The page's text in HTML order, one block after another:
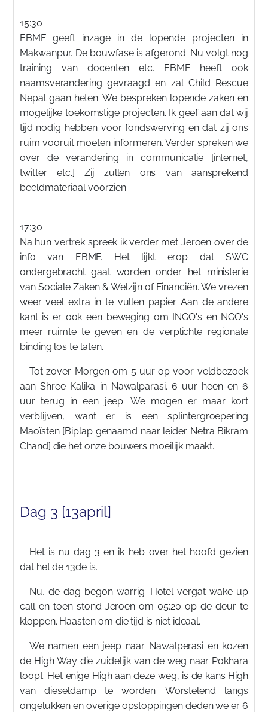
15:30
EBMF geeft inzage in de lopende projecten in
Makwanpur. De bouwfase is afgerond. Nu volgt nog
training van docenten etc. EBMF heeft ook
naamsverandering gevraagd en zal Child Rescue
Nepal gaan heten. We bespreken lopende zaken en
mogelijke toekomstige projecten. Ik geef aan dat wij
tijd nodig hebben voor fondswerving en dat zij ons
ruim vooruit moeten informeren. Verder spreken we
over de verandering in communicatie [internet,
twitter etc.] Zij zullen ons van aansprekend
beeldmateriaal voorzien.
17:30
Na hun vertrek spreek ik verder met Jeroen over de
info van EBMF. Het lijkt erop dat SWC
ondergebracht gaat worden onder het ministerie
van Sociale Zaken & Welzijn of Financiën. We vrezen
weer veel extra in te vullen papier. Aan de andere
kant is er ook een beweging om INGO's en NGO's
meer ruimte te geven en de verplichte regionale
binding los te laten.
Tot zover. Morgen om 5 uur op voor veldbezoek
aan Shree Kalika in Nawalparasi. 6 uur heen en 6
uur terug in een jeep. We mogen er maar kort
verblijven, want er is een splintergroepering
Maoïsten [Biplap genaamd naar leider Netra Bikram
Chand] die het onze bouwers moeilijk maakt.
Dag 3 [13april]
Het is nu dag 3 en ik heb over het hoofd gezien
dat het de 13de is.
Nu, de dag begon warrig. Hotel vergat wake up
call en toen stond Jeroen om 05:20 op de deur te
kloppen. Haasten om die tijd is niet ideaal.
We namen een jeep naar Nawalperasi en kozen
de High Way die zuidelijk van de weg naar Pokhara
loopt. Het enige High aan deze weg, is de kans High
van dieseldamp te worden. Worstelend langs
ongelukken en overige opstoppingen deden we er 6